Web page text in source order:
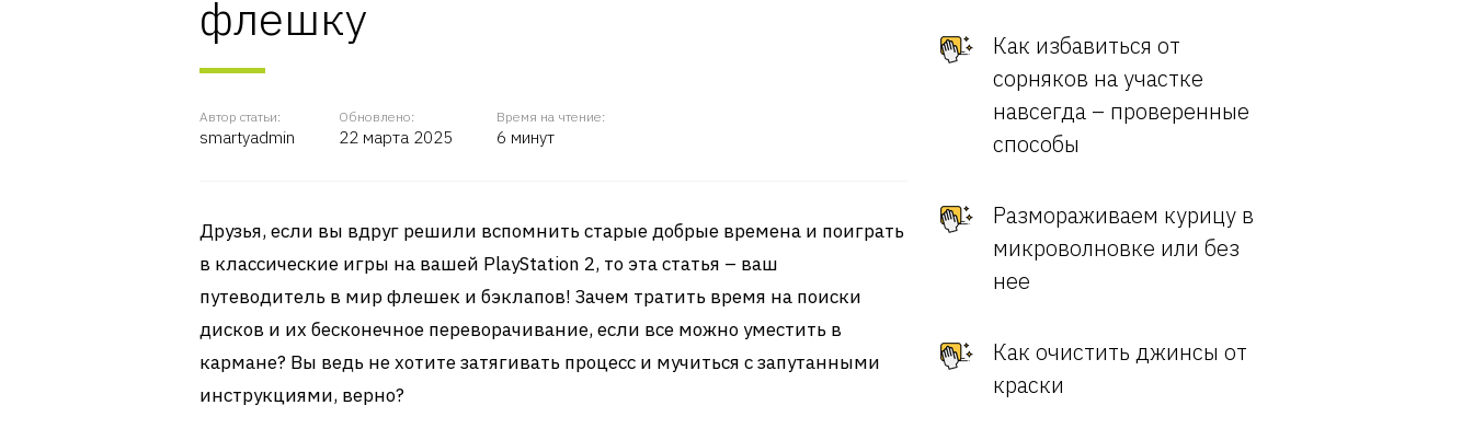
флешку
Автор статьи:
smartyadmin
Обновлено:
22 марта 2025
Время на чтение:
6 минут
Друзья, если вы вдруг решили вспомнить старые добрые времена и поиграть
в классические игры на вашей PlayStation 2, то эта статья – ваш
путеводитель в мир флешек и бэклапов! Зачем тратить время на поиски
дисков и их бесконечное переворачивание, если все можно уместить в
кармане? Вы ведь не хотите затягивать процесс и мучиться с запутанными
инструкциями, верно?
Как избавиться от
сорняков на участке
навсегда – проверенные
способы
Размораживаем курицу в
микроволновке или без
нее
Как очистить джинсы от
краски